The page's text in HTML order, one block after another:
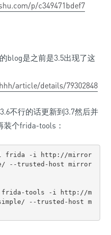
p/c349471bdef7
blog是之前是3.5出现了这
article/details/79302848
不行的话更新到3.7然后并
装个frida-tools：
frida -i http://mirror
--trusted-host mirror
frida-tools -i http://m
--trusted-host m